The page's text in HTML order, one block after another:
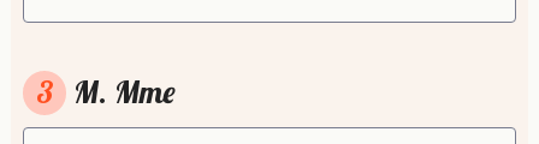
3 M. Mme